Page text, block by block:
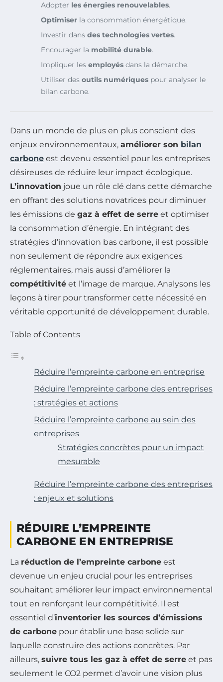
Adopter les énergies renouvelables.
Optimiser la consommation énergétique.
Investir dans des technologies vertes.
Encourager la mobilité durable.
Impliquer les employés dans la démarche.
Utiliser des outils numériques pour analyser le
bilan carbone.
Dans un monde de plus en plus conscient des
enjeux environnementaux, améliorer son bilan
carbone est devenu essentiel pour les entreprises
désireuses de réduire leur impact écologique.
L’innovation joue un rôle clé dans cette démarche
en offrant des solutions novatrices pour diminuer
les émissions de gaz à effet de serre et optimiser
la consommation d’énergie. En intégrant des
stratégies d’innovation bas carbone, il est possible
non seulement de répondre aux exigences
réglementaires, mais aussi d’améliorer la
compétitivité et l’image de marque. Analysons les
leçons à tirer pour transformer cette nécessité en
véritable opportunité de développement durable.
Table of Contents
Réduire l’empreinte carbone en entreprise
Réduire l’empreinte carbone des entreprises
: stratégies et actions
Réduire l’empreinte carbone au sein des
entreprises
Stratégies concrètes pour un impact
mesurable
Réduire l’empreinte carbone des entreprises
: enjeux et solutions
RÉDUIRE L’EMPREINTE
CARBONE EN ENTREPRISE
La réduction de l’empreinte carbone est
devenue un enjeu crucial pour les entreprises
souhaitant améliorer leur impact environnemental
tout en renforçant leur compétitivité. Il est
essentiel d’inventorier les sources d’émissions
de carbone pour établir une base solide sur
laquelle construire des actions concrètes. Par
ailleurs, suivre tous les gaz à effet de serre et pas
seulement le CO2 permet d’avoir une vision plus